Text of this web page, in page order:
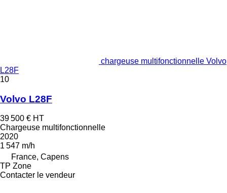
chargeuse multifonctionnelle Volvo
L28F
10
Volvo L28F
39 500 € HT
Chargeuse multifonctionnelle
2020
1 547 m/h
France, Capens
TP Zone
Contacter le vendeur